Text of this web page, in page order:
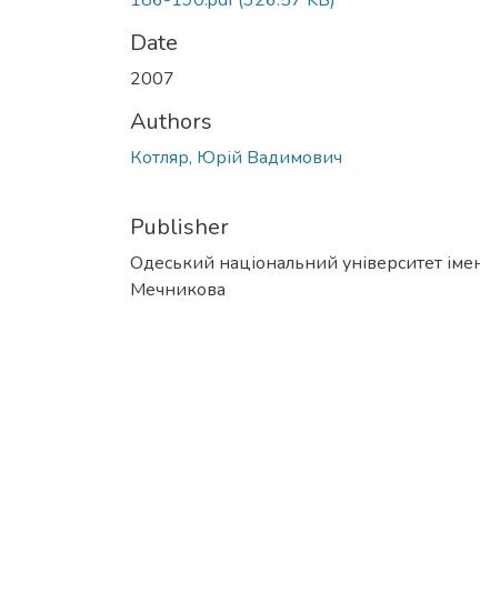
Date
2007
Authors
Котляр, Юрій Вадимович
Publisher
Одеський національний університет
Мечникова